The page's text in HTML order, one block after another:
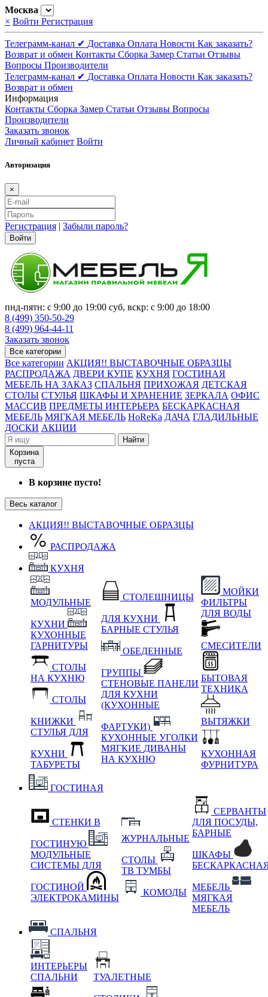
Москва
× Войти Регистрация
Телеграмм-канал ✔ Доставка Оплата Новости Как заказать?
Возврат и обмен Контакты Сборка Замер Статьи Отзывы
Вопросы Производители
Телеграмм-канал ✔ Доставка Оплата Новости Как заказать?
Возврат и обмен
Информация
Контакты Сборка Замер Статьи Отзывы Вопросы
Производители
Заказать звонок
Личный кабинет Войти
Авторизация
×
Регистрация | Забыли пароль?
Войти
пнд-пятн: с 9:00 до 19:00 суб, вскр: с 9:00 до 18:00
8 (499) 350-50-29
8 (499) 964-44-11
Заказать звонок
Все категории
Все категории АКЦИЯ!! ВЫСТАВОЧНЫЕ ОБРАЗЦЫ
РАСПРОДАЖА ДВЕРИ КУПЕ КУХНЯ ГОСТИНАЯ
МЕБЕЛЬ НА ЗАКАЗ СПАЛЬНЯ ПРИХОЖАЯ ДЕТСКАЯ
СТОЛЫ СТУЛЬЯ ШКАФЫ И ХРАНЕНИЕ ЗЕРКАЛА ОФИС
МАССИВ ПРЕДМЕТЫ ИНТЕРЬЕРА БЕСКАРКАСНАЯ
МЕБЕЛЬ МЯГКАЯ МЕБЕЛЬ HoReKa ДАЧА ГЛАДИЛЬНЫЕ
ДОСКИ АКЦИИ
Найти
Корзина
пуста
В корзине пусто!
Весь каталог
АКЦИЯ!! ВЫСТАВОЧНЫЕ ОБРАЗЦЫ
РАСПРОДАЖА
КУХНЯ
МОДУЛЬНЫЕ
КУХНИ
КУХОННЫЕ
ГАРНИТУРЫ
СТОЛЫ
НА КУХНЮ
СТОЛЫ
КНИЖКИ
СТУЛЬЯ ДЛЯ
КУХНИ
ТАБУРЕТЫ
СТОЛЕШНИЦЫ
ДЛЯ КУХНИ
БАРНЫЕ СТУЛЬЯ
ОБЕДЕННЫЕ
ГРУППЫ
СТЕНОВЫЕ ПАНЕЛИ
ДЛЯ КУХНИ
(КУХОННЫЕ
ФАРТУКИ)
КУХОННЫЕ УГОЛКИ
МЯГКИЕ ДИВАНЫ
НА КУХНЮ
МОЙКИ
ФИЛЬТРЫ
ДЛЯ ВОДЫ
СМЕСИТЕЛИ
БЫТОВАЯ
ТЕХНИКА
ВЫТЯЖКИ
КУХОННАЯ
ФУРНИТУРА
ГОСТИНАЯ
СТЕНКИ В
ГОСТИНУЮ
МОДУЛЬНЫЕ
СИСТЕМЫ ДЛЯ
ГОСТИНОЙ
ЭЛЕКТРОКАМИНЫ
ЖУРНАЛЬНЫЕ
СТОЛЫ
ТВ ТУМБЫ
КОМОДЫ
СЕРВАНТЫ
ДЛЯ ПОСУДЫ,
БАРНЫЕ
ШКАФЫ
МЕБЕЛЬ
МЯГКАЯ
МЕБЕЛЬ
СПАЛЬНЯ
ИНТЕРЬЕРЫ
СПАЛЬНИ
ТУАЛЕТНЫЕ